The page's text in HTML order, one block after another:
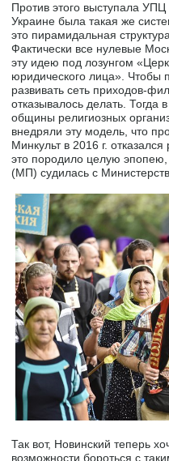
Против этого выступала
Украине была такая же
это пирамидальная
Фактически все нулевые
эту идею под лозунгом
юридического лица». Чтобы
развивать сеть приходов-
отказывалось делать.
общины религиозных
внедряли эту модель, что
Минкульт в 2016 г.
это породило целую
(МП) судилась с
Так вот, Новинский теперь
возможности бороться с